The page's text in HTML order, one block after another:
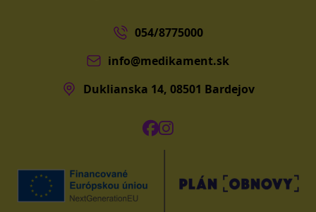
054/8775000
info@medikament.sk
Duklianska 14, 08501 Bardejov